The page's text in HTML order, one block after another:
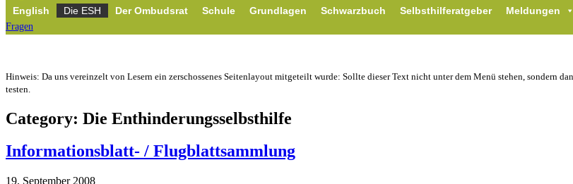
English Die ESH Der Ombudsrat Schule Grundlagen Schwarzbuch Selbsthilferatgeber Meldungen
Fragen
Hinweis: Da uns vereinzelt von Lesern ein zerschossenes Seitenlayout mitgeteilt wurde: Sollte dieser Text nicht unter dem Menü stehen, sondern
testen.
Category: Die Enthinderungsselbsthilfe
Informationsblatt- / Flugblattsammlung
19. September 2008